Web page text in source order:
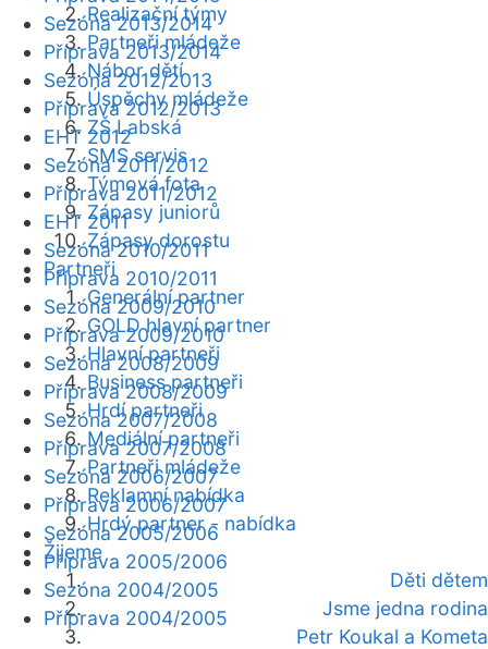
Realizační týmy
Partneři mládeže
Nábor dětí
Úspěchy mládeže
ZŠ Labská
SMS servis
Týmová fota
Zápasy juniorů
Zápasy dorostu
Partneři
Generální partner
GOLD hlavní partner
Hlavní partneři
Business partneři
Hrdí partneři
Mediální partneři
Partneři mládeže
Reklamní nabídka
Hrdý partner - nabídka
Žijeme
Děti dětem
Jsme jedna rodina
Petr Koukal a Kometa
Sezóna 2013/2014
Příprava 2013/2014
Sezóna 2012/2013
Příprava 2012/2013
EHT 2012
Sezóna 2011/2012
Příprava 2011/2012
EHT 2011
Sezóna 2010/2011
Příprava 2010/2011
Sezóna 2009/2010
Příprava 2009/2010
Sezóna 2008/2009
Příprava 2008/2009
Sezóna 2007/2008
Příprava 2007/2008
Sezóna 2006/2007
Příprava 2006/2007
Sezóna 2005/2006
Příprava 2005/2006
Sezóna 2004/2005
Příprava 2004/2005